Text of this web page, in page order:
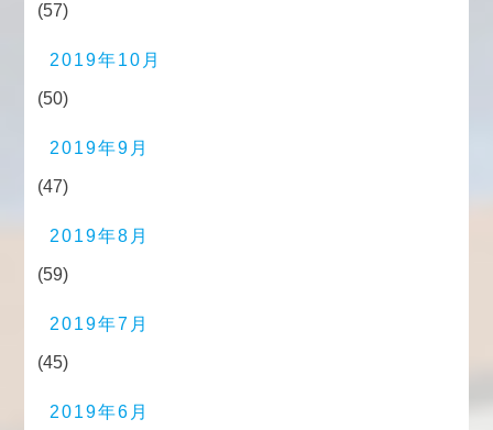
(57)
2019年10月
(50)
2019年9月
(47)
2019年8月
(59)
2019年7月
(45)
2019年6月